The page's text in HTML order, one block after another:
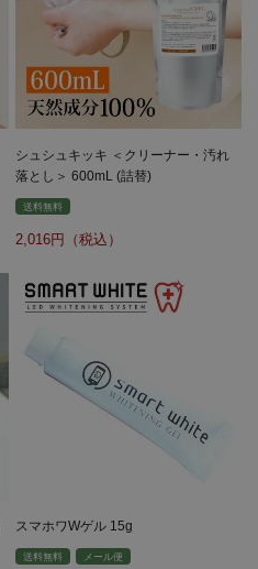
シュシュキッキ ＜クリーナー・汚れ
落とし＞ 600mL (詰替)
送料無料
2,016
スマホワWゲル 15g
送料無料 メール便